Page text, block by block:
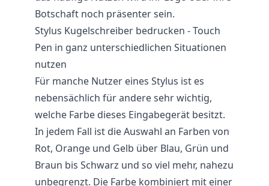
Botschaft noch präsenter sein.
Stylus Kugelschreiber bedrucken - Touch
Pen in ganz unterschiedlichen Situationen
nutzen
Für manche Nutzer eines Stylus ist es
nebensächlich für andere sehr wichtig,
welche Farbe dieses Eingabegerät besitzt.
In jedem Fall ist die Auswahl an Farben von
Rot, Orange und Gelb über Blau, Grün und
Braun bis Schwarz und so viel mehr, nahezu
unbegrenzt. Die Farbe kombiniert mit einer